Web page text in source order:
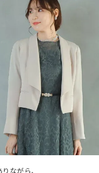
ながら、